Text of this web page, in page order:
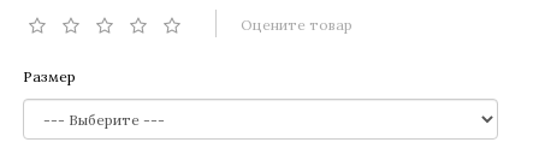
Оцените товар
Размер